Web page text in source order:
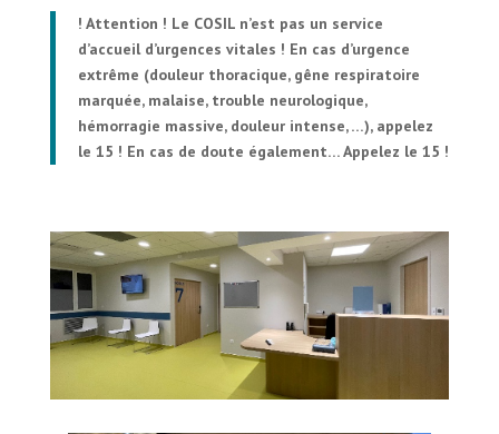
! Attention ! Le COSIL n’est pas un service
d’accueil d’urgences vitales ! En cas d’urgence
extrême (douleur thoracique, gêne respiratoire
marquée, malaise, trouble neurologique,
hémorragie massive, douleur intense, …), appelez
le 15 ! En cas de doute également… Appelez le 15 !